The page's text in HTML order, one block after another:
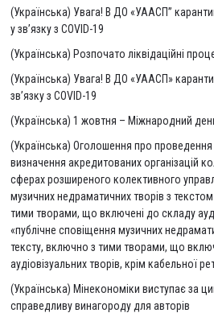
(Українська) Увага! В ДО «УААСП”
у зв’язку з COVID-19
(Українська) Розпочато ліквідаційні
(Українська) Увага! В ДО «УААСП»
зв’язку з COVID-19
(Українська) 1 жовтня – Міжнародний
(Українська) Оголошення про проведення
визначення акредитованих організацій
сферах розширеного колективного
музичних недраматичних творів з
тими творами, що включені до складу
«публічне сповіщення музичних
тексту, включно з тими творами, що
аудіовізуальних творів, крім кабельної
(Українська) Мінекономіки виступає за
справедливу винагороду для авторів